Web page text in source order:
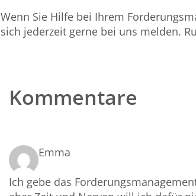
Wenn Sie Hilfe bei Ihrem
sich jederzeit gerne bei uns melden.
Kommentare
Emma
Ich gebe das